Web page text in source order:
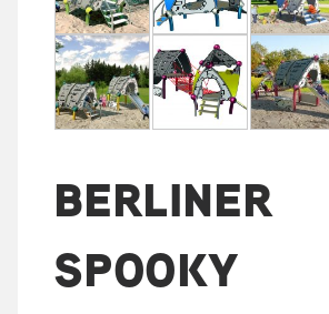
BERLINER
SPOOKY